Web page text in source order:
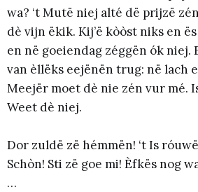
wa? ‘t Mutë niej alté dë prijzë
dè vijn ëkik. Kij’ë kòòst niks en
en në goeiendag zéggën ók niej.
van èllëks eejënën trug: në lach
Meejër moet dè nie zén vur mé.
Weet dè niej.
Dor zuldë zë hémmën! ‘t Is
Schòn! Sti zë goe mi! Èfkës nog
…